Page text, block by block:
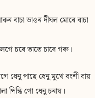
বাচা ডাঙৰ দীঘল মোৰে বাচা
লগে চৰে তাতে চাৰে গৰু।
ধেনু পাছে ধেনু মুখে বংশী বায়
পিন্ধি গো ধেনু চৰায়।